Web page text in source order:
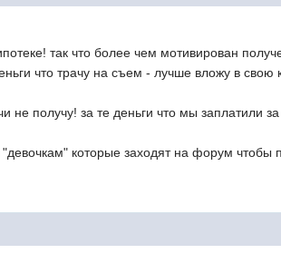
так что более чем мотивирован
что трачу на съем - лучше вложу в свою
не получу! за те деньги что мы заплатили
которые заходят на форум чтобы